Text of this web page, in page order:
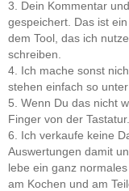
3. Dein Kommentar
gespeichert. Das ist
dem Tool, das ich
schreiben.
4. Ich mache sonst
stehen einfach so
5. Wenn Du das nicht
Finger von der Tastatur.
6. Ich verkaufe keine
Auswertungen damit
lebe ein ganz
am Kochen und am